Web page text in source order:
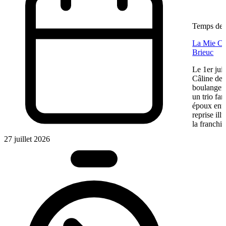
27 juillet 2026
Temps de
La Mie
Brieuc
Le 1er
Câline de
un trio
époux
reprise
la